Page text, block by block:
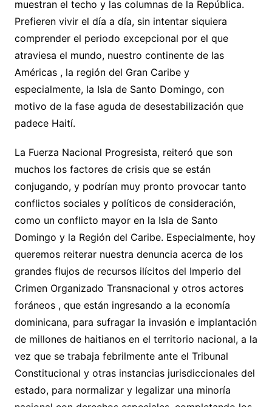
muestran el techo y las columnas de la República.
Prefieren vivir el día a día, sin intentar siquiera
comprender el periodo excepcional por el que
atraviesa el mundo, nuestro continente de las
Américas , la región del Gran Caribe y
especialmente, la Isla de Santo Domingo, con
motivo de la fase aguda de desestabilización que
padece Haití.
La Fuerza Nacional Progresista, reiteró que son
muchos los factores de crisis que se están
conjugando, y podrían muy pronto provocar tanto
conflictos sociales y políticos de consideración,
como un conflicto mayor en la Isla de Santo
Domingo y la Región del Caribe. Especialmente, hoy
queremos reiterar nuestra denuncia acerca de los
grandes flujos de recursos ilícitos del Imperio del
Crimen Organizado Transnacional y otros actores
foráneos , que están ingresando a la economía
dominicana, para sufragar la invasión e implantación
de millones de haitianos en el territorio nacional, a la
vez que se trabaja febrilmente ante el Tribunal
Constitucional y otras instancias jurisdiccionales del
estado, para normalizar y legalizar una minoría